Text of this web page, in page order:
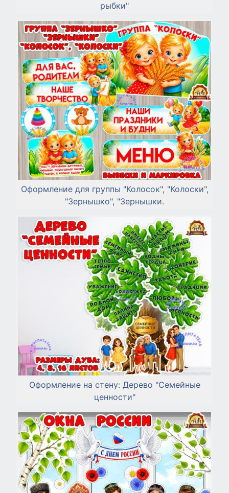
рыбки"
Оформление для группы "Колосок", "Колоски",
"Зернышко", "Зернышки.
Оформление на стену: Дерево "Семейные
ценности"